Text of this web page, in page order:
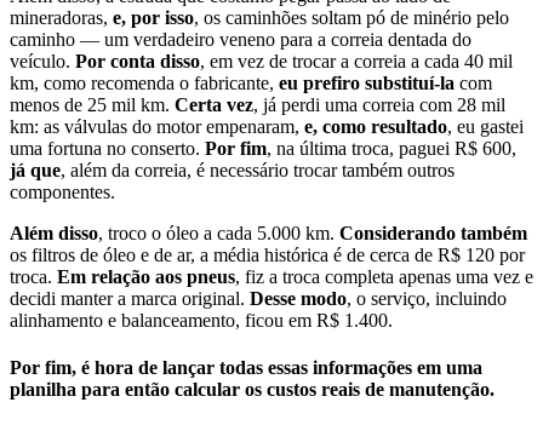
mineradoras, e, por isso, os caminhões soltam pó de minério pelo
caminho — um verdadeiro veneno para a correia dentada do
veículo. Por conta disso, em vez de trocar a correia a cada 40 mil
km, como recomenda o fabricante, eu prefiro substituí-la com
menos de 25 mil km. Certa vez, já perdi uma correia com 28 mil
km: as válvulas do motor empenaram, e, como resultado, eu gastei
uma fortuna no conserto. Por fim, na última troca, paguei R$ 600,
já que, além da correia, é necessário trocar também outros
componentes.
Além disso, troco o óleo a cada 5.000 km. Considerando também
os filtros de óleo e de ar, a média histórica é de cerca de R$ 120 por
troca. Em relação aos pneus, fiz a troca completa apenas uma vez e
decidi manter a marca original. Desse modo, o serviço, incluindo
alinhamento e balanceamento, ficou em R$ 1.400.
Por fim, é hora de lançar todas essas informações em uma
planilha para então calcular os custos reais de manutenção.